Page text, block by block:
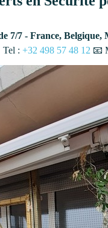
7/7 - France, Belgique,
Tel : +32 498 57 48 12 📧